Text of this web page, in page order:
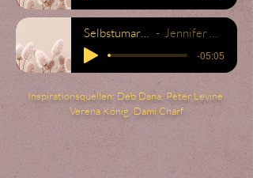
Jennifer Weller
-05:05
Inspirationsquellen: Deb Dana, Peter Levine,
Verena König, Dami Charf